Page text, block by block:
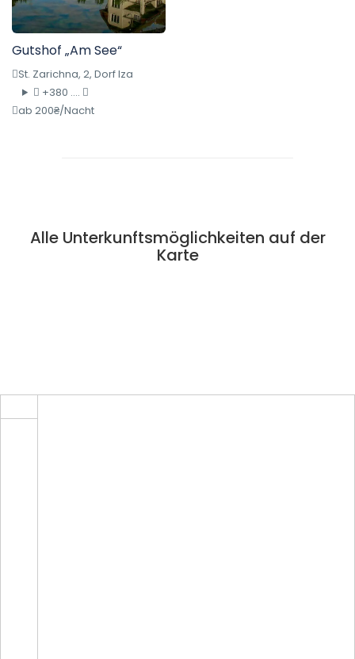
Gutshof „Am See“
St. Zarichna, 2, Dorf Iza
+380 ....
ab 200₴/Nacht
Alle Unterkunftsmöglichkeiten auf der
Karte